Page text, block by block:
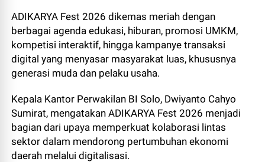
ADIKARYA Fest 2026 dikemas meriah dengan
berbagai agenda edukasi, hiburan, promosi UMKM,
kompetisi interaktif, hingga kampanye transaksi
digital yang menyasar masyarakat luas, khususnya
generasi muda dan pelaku usaha.
Kepala Kantor Perwakilan BI Solo, Dwiyanto Cahyo
Sumirat, mengatakan ADIKARYA Fest 2026 menjadi
bagian dari upaya memperkuat kolaborasi lintas
sektor dalam mendorong pertumbuhan ekonomi
daerah melalui digitalisasi.